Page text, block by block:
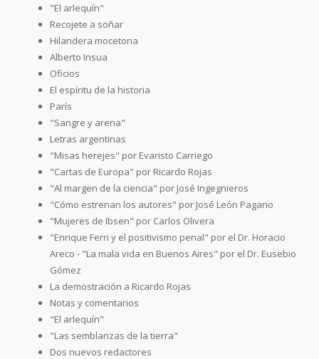
"El arlequín"
Recojete a soñar
Hilandera mocetona
Alberto Insua
Oficios
El espíritu de la historia
París
"Sangre y arena"
Letras argentinas
"Misas herejes" por Evaristo Carriego
"Cartas de Europa" por Ricardo Rojas
"Al margen de la ciencia" por José Ingegnieros
"Cómo estrenan los autores" por José León Pagano
"Mujeres de Ibsen" por Carlos Olivera
"Enrique Ferri y el positivismo penal" por el Dr. Horacio
Areco - "La mala vida en Buenos Aires" por el Dr. Eusebio
Gómez
La demostración a Ricardo Rojas
Notas y comentarios
"El arlequín"
"Las semblanzas de la tierra"
Dos nuevos redactores